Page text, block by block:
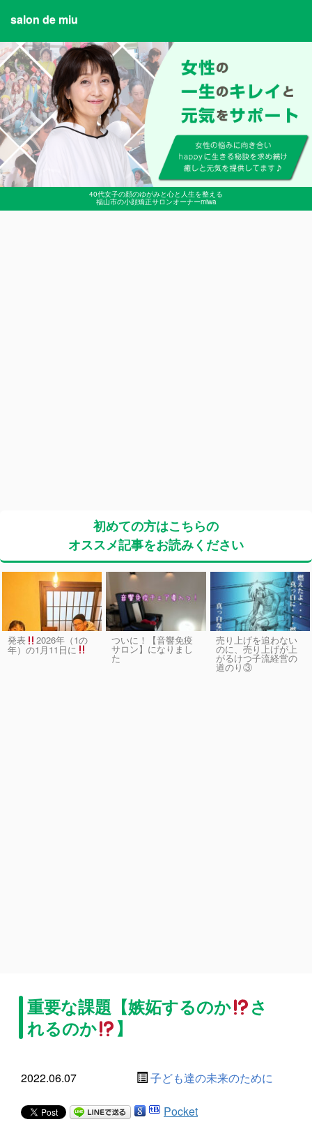
40代女子の顔のゆがみと心と人生を整える
福山市の小顔矯正サロンオーナーmiwa
salon de miu
初めての方はこちらの
オススメ記事をお読みください
発表 2026年（1の
年）の1月11日に
ついに！【音響免疫
サロン】になりまし
た
売り上げを追わない
のに、売り上げが上
がるけつ子流経営の
道のり③
重要な課題【嫉妬するのか
さ
れるのか
】
2022.06.07 子ども達の未来のために
Pocket